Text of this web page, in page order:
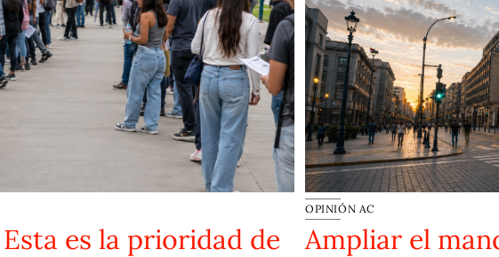
es la prioridad de
OPINIÓN AC
Ampliar el